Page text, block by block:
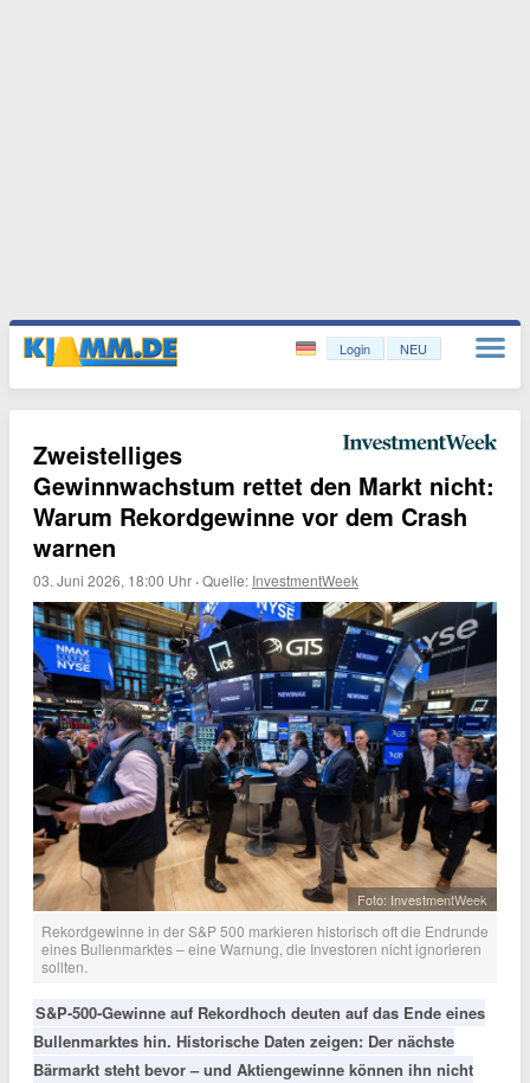
Login NEU
Zweistelliges
Gewinnwachstum rettet den Markt nicht:
Warum Rekordgewinne vor dem Crash
warnen
03. Juni 2026, 18:00 Uhr ·Quelle: InvestmentWeek
Foto: InvestmentWeek
Rekordgewinne in der S&P 500 markieren historisch oft die Endrunde
eines Bullenmarktes – eine Warnung, die Investoren nicht ignorieren
sollten.
S&P-500-Gewinne auf Rekordhoch deuten auf das Ende eines
Bullenmarktes hin. Historische Daten zeigen: Der nächste
Bärmarkt steht bevor – und Aktiengewinne können ihn nicht